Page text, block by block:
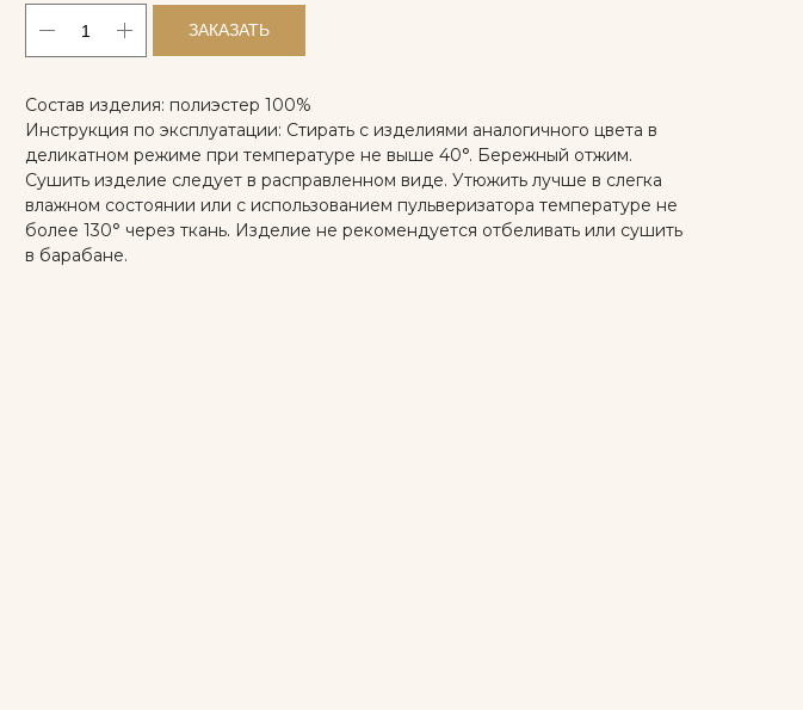
ЗАКАЗАТЬ
Состав изделия: полиэстер 100%
Инструкция по эксплуатации: Стирать с изделиями аналогичного цвета в
деликатном режиме при температуре не выше 40°. Бережный отжим.
Сушить изделие следует в расправленном виде. Утюжить лучше в слегка
влажном состоянии или с использованием пульверизатора температуре не
более 130° через ткань. Изделие не рекомендуется отбеливать или сушить
в барабане.